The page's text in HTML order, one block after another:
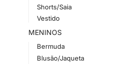
Shorts/Saia
Vestido
MENINOS
Bermuda
Blusão/Jaqueta